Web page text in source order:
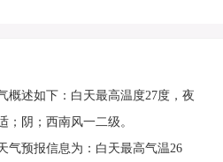
概述如下：白天最高温度27度，夜
；阴；西南风一二级。
气预报信息为：白天最高气温26